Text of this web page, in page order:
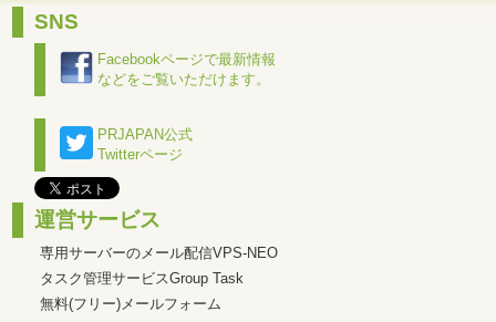
SNS
Facebookページで最新情報
などをご覧いただけます。
PRJAPAN公式
Twitterページ
運営サービス
専用サーバーのメール配信VPS-NEO
タスク管理サービスGroup Task
無料(フリー)メールフォーム